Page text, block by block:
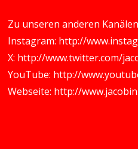
Zu unseren anderen
Instagram: http://
X: http://www.twitter.com/
YouTube: http://
Webseite: http://